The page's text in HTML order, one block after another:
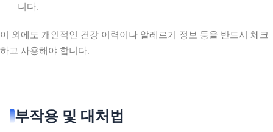
니다.
이 외에도 개인적인 건강 이력이나 알레르기 정보 등을 반드시 체크
하고 사용해야 합니다.
부작용 및 대처법